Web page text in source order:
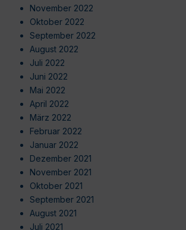
November 2022
Oktober 2022
September 2022
August 2022
Juli 2022
Juni 2022
Mai 2022
April 2022
März 2022
Februar 2022
Januar 2022
Dezember 2021
November 2021
Oktober 2021
September 2021
August 2021
Juli 2021